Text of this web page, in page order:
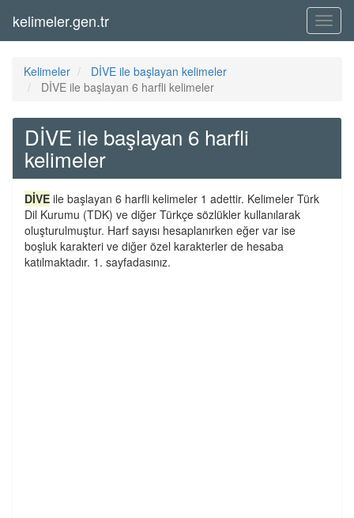
Menü
kelimeler.gen.tr
Kelimeler
DİVE ile başlayan kelimeler
DİVE ile başlayan 6 harfli kelimeler
DİVE ile başlayan 6 harfli
kelimeler
DİVE ile başlayan 6 harfli kelimeler 1 adettir. Kelimeler Türk
Dil Kurumu (TDK) ve diğer Türkçe sözlükler kullanılarak
oluşturulmuştur. Harf sayısı hesaplanırken eğer var ise
boşluk karakteri ve diğer özel karakterler de hesaba
katılmaktadır. 1. sayfadasınız.